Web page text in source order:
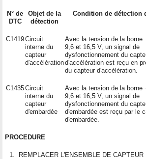
N° de
DTC
Objet de la
détection
Condition de détection
C1419Circuit
interne du
capteur
d'accélération
Avec la tension de la borne
9,6 et 16,5 V, un signal de
dysfonctionnement du
d'accélération est reçu en
du capteur d'accélération.
C1435Circuit
interne du
capteur
d'embardée
Avec la tension de la borne
9,6 et 16,5 V, un signal de
dysfonctionnement du
d'embardée est reçu par le
d'embardée.
PROCEDURE
1. REMPLACER L'ENSEMBLE DE CAPTEUR